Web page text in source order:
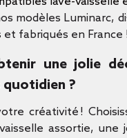
modèles Luminarc,
et fabriqués en France
une jolie
?
créativité !
assortie, une